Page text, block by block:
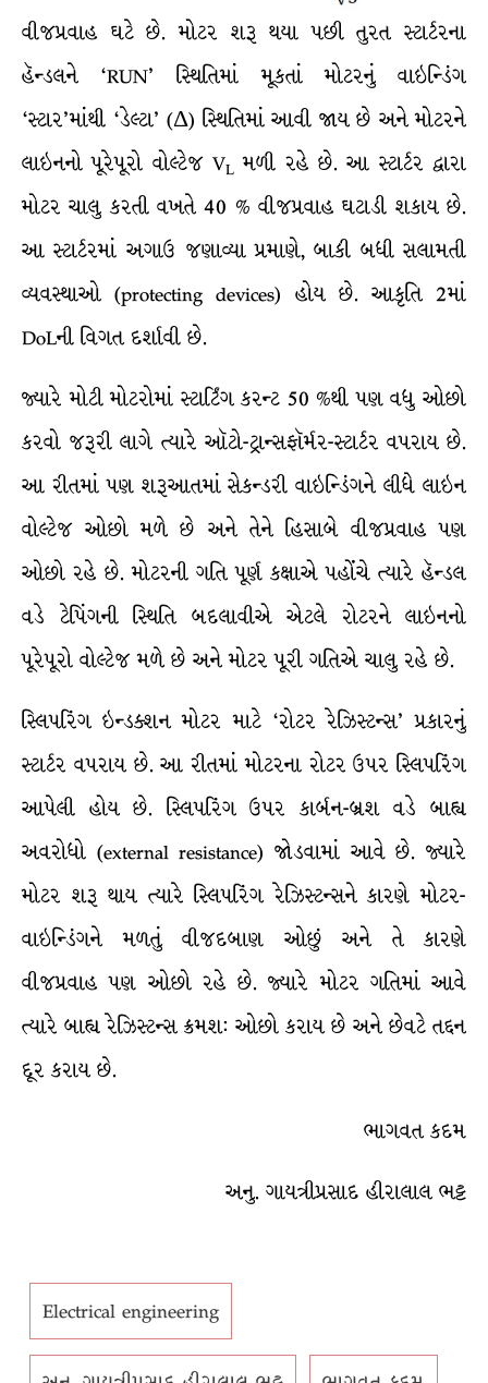
વીજપ્રવાહ ઘટે છે. મોટર શરૂ થયા પછી તુરત સ્ટાર્ટરના
હૅન્ડલને ‘RUN’ સ્થિતિમાં મૂકતાં મોટરનું વાઇન્ડિંગ
‘સ્ટાર’માંથી ‘ડેલ્ટા’ (Δ) સ્થિતિમાં આવી જાય છે અને મોટરને
લાઇનનો પૂરેપૂરો વોલ્ટેજ VL મળી રહે છે. આ સ્ટાર્ટર દ્વારા
મોટર ચાલુ કરતી વખતે 40 % વીજપ્રવાહ ઘટાડી શકાય છે.
આ સ્ટાર્ટરમાં અગાઉ જણાવ્યા પ્રમાણે, બાકી બધી સલામતી
વ્યવસ્થાઓ (protecting devices) હોય છે. આકૃતિ 2માં
DoLની વિગત દર્શાવી છે.
જ્યારે મોટી મોટરોમાં સ્ટાર્ટિંગ કરન્ટ 50 %થી પણ વધુ ઓછો
કરવો જરૂરી લાગે ત્યારે ઑટો-ટ્રાન્સફૉર્મર-સ્ટાર્ટર વપરાય છે.
આ રીતમાં પણ શરૂઆતમાં સેકન્ડરી વાઇન્ડિંગને લીધે લાઇન
વોલ્ટેજ ઓછો મળે છે અને તેને હિસાબે વીજપ્રવાહ પણ
ઓછો રહે છે. મોટરની ગતિ પૂર્ણ કક્ષાએ પહોંચે ત્યારે હૅન્ડલ
વડે ટેપિંગની સ્થિતિ બદલાવીએ એટલે રોટરને લાઇનનો
પૂરેપૂરો વોલ્ટેજ મળે છે અને મોટર પૂરી ગતિએ ચાલુ રહે છે.
સ્લિપરિંગ ઇન્ડક્શન મોટર માટે ‘રોટર રેઝિસ્ટન્સ’ પ્રકારનું
સ્ટાર્ટર વપરાય છે. આ રીતમાં મોટરના રોટર ઉપર સ્લિપરિંગ
આપેલી હોય છે. સ્લિપરિંગ ઉપર કાર્બન-બ્રશ વડે બાહ્ય
અવરોધો (external resistance) જોડવામાં આવે છે. જ્યારે
મોટર શરૂ થાય ત્યારે સ્લિપરિંગ રેઝિસ્ટન્સને કારણે મોટર-
વાઇન્ડિંગને મળતું વીજદબાણ ઓછું અને તે કારણે
વીજપ્રવાહ પણ ઓછો રહે છે. જ્યારે મોટર ગતિમાં આવે
ત્યારે બાહ્ય રેઝિસ્ટન્સ ક્રમશ: ઓછો કરાય છે અને છેવટે તદ્દન
દૂર કરાય છે.
ભાગવત કદમ
અનુ. ગાયત્રીપ્રસાદ હીરાલાલ ભટ્ટ
Electrical engineering